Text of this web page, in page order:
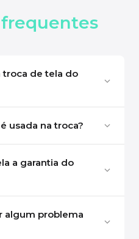
frequentes
troca de tela do
usada na troca?
a garantia do
algum problema